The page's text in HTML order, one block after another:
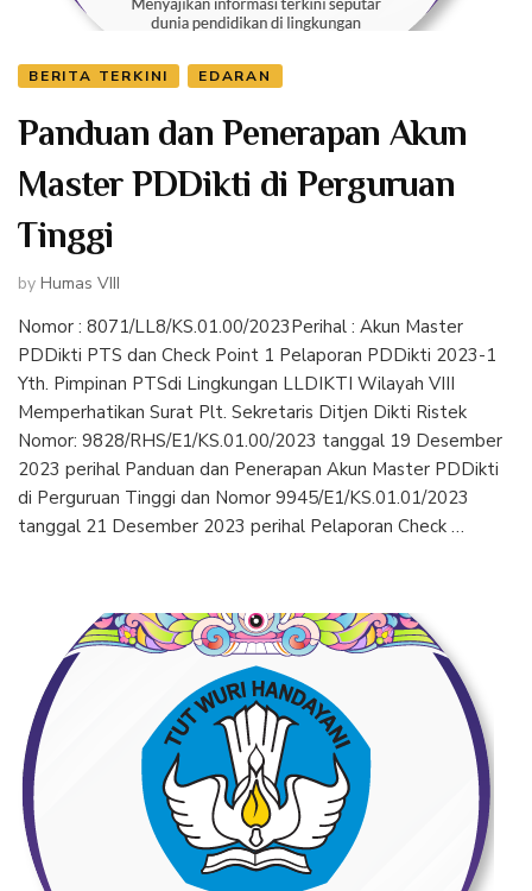
BERITA TERKINI EDARAN
Panduan dan Penerapan Akun
Master PDDikti di Perguruan
Tinggi
by Humas VIII
Nomor : 8071/LL8/KS.01.00/2023Perihal : Akun Master
PDDikti PTS dan Check Point 1 Pelaporan PDDikti 2023-1
Yth. Pimpinan PTSdi Lingkungan LLDIKTI Wilayah VIII
Memperhatikan Surat Plt. Sekretaris Ditjen Dikti Ristek
Nomor: 9828/RHS/E1/KS.01.00/2023 tanggal 19 Desember
2023 perihal Panduan dan Penerapan Akun Master PDDikti
di Perguruan Tinggi dan Nomor 9945/E1/KS.01.01/2023
tanggal 21 Desember 2023 perihal Pelaporan Check …